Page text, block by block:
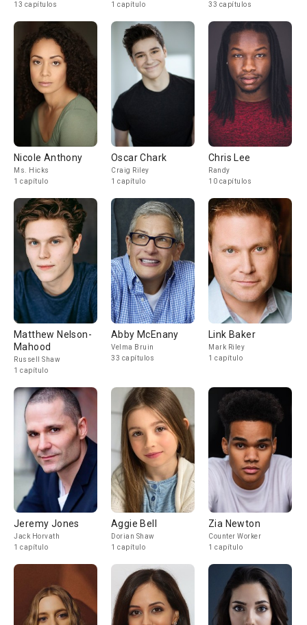
13 capítulos
1 capítulo
33 capítulos
Nicole Anthony
Ms. Hicks
1 capítulo
Oscar Chark
Craig Riley
1 capítulo
Chris Lee
Randy
10 capítulos
Matthew Nelson-
Mahood
Russell Shaw
1 capítulo
Abby McEnany
Velma Bruin
33 capítulos
Link Baker
Mark Riley
1 capítulo
Jeremy Jones
Jack Horvath
1 capítulo
Aggie Bell
Dorian Shaw
1 capítulo
Zia Newton
Counter Worker
1 capítulo